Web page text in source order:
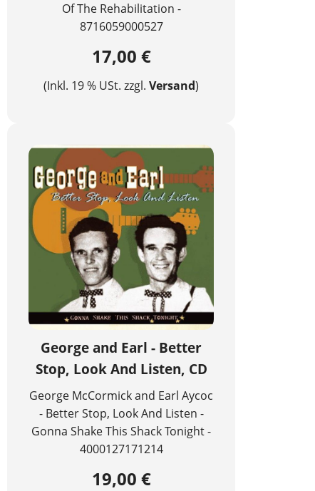
Of The Rehabilitation -
8716059000527
17,00 €
(Inkl. 19 % USt. zzgl. Versand)
George and Earl - Better
Stop, Look And Listen, CD
George McCormick and Earl Aycoc
- Better Stop, Look And Listen -
Gonna Shake This Shack Tonight -
4000127171214
19,00 €